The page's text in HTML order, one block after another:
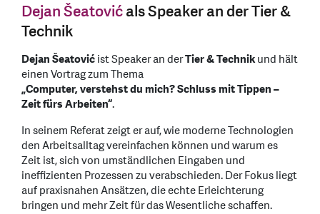
Dejan Šeatovićals Speaker an der Tier &
Technik
Dejan Šeatovićist Speaker an derTier & Technikund hält
einen Vortrag zum Thema
„Computer, verstehst du mich? Schluss mit Tippen –
Zeit fürs Arbeiten“.
In seinem Referat zeigt er auf, wie moderne Technologien
den Arbeitsalltag vereinfachen können und warum es
Zeit ist, sich von umständlichen Eingaben und
ineffizienten Prozessen zu verabschieden. Der Fokus liegt
auf praxisnahen Ansätzen, die echte Erleichterung
bringen und mehr Zeit für das Wesentliche schaffen.